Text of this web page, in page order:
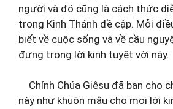
người và đó cũng là cách thức
trong Kinh Thánh đề cập. Mỗi
biết về cuộc sống và về cầu
đựng trong lời kinh tuyệt vời này.
Chính Chúa Giêsu đã ban cho
này như khuôn mẫu cho mọi lời